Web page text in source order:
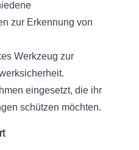
zur Erkennung von
Werkzeug zur
eingesetzt, die ihr
schützen möchten.